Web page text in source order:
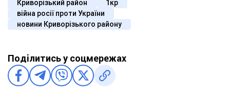
Криворізький район
1кр
війна росії проти України
новини Криворізького району
Поділитись у соцмережах